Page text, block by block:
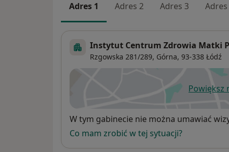
Adres 1 Adres 2 Adres 3 Adres
Instytut Centrum Zdrowia Matki
Rzgowska 281/289, Górna, 93-338 Łódź
Powiększ
Dostępność
W tym gabinecie nie można umawiać
Co mam zrobić w tej sytuacji?